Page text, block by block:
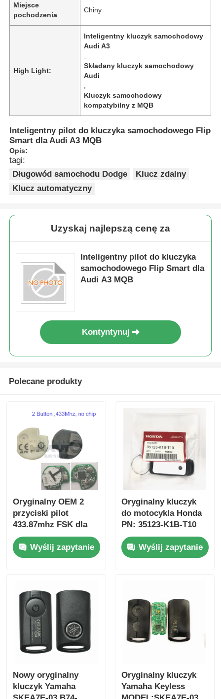
Dom
Filmy
Miejsce
pochodzenia
Chiny
High Light:
Inteligentny kluczyk samochodowy
Audi A3
Składany kluczyk samochodowy
Audi
Kluczyk samochodowy
kompatybilny z MQB
Inteligentny pilot do kluczyka samochodowego Flip
Smart dla Audi A3 MQB
Opis:
tagi:
Długowód samochodu Dodge
Klucz zdalny
Klucz automatyczny
Uzyskaj najlepszą cenę za
Inteligentny pilot do kluczyka
samochodowego Flip Smart dla
Audi A3 MQB
Kontyntynuj
Polecane produkty
Oryginalny OEM 2
przyciski pilot
433.87mhz FSK dla
Su-zuki Jim-ny 2005-
2017 Bez chipa 37182-
A7 Tylko sterowanie
Wyślij zapytanie
Oryginalny kluczyk
do motocykla Honda
PN: 35123-K1B-T10
trójprzyciskowy
FSK433.92MHz
ID47chip pilot do
Wyślij zapytanie
Nowy oryginalny
kluczyk Yamaha
Oryginalny kluczyk
Yamaha Keyless